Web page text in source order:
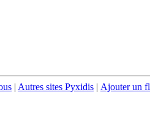
| Autres sites Pyxidis | Ajouter un